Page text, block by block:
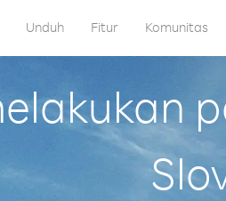
Unduh Fitur Komunitas